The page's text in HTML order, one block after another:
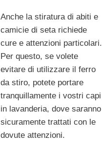
Anche la stiratura di abiti e
camicie di seta richiede
cure e attenzioni particolari.
Per questo, se volete
evitare di utilizzare il ferro
da stiro, potete portare
tranquillamente i vostri capi
in lavanderia, dove saranno
sicuramente trattati con le
dovute attenzioni.